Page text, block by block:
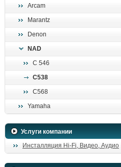
Arcam
Marantz
Denon
NAD
C 546
C538
C568
Yamaha
Услуги компании
Инсталляция Hi-Fi, Видео, Аудио